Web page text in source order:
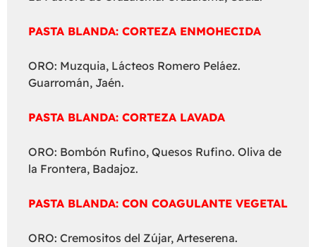
PASTA BLANDA: CORTEZA ENMOHECIDA
ORO: Muzquia, Lácteos Romero Peláez.
Guarromán, Jaén.
PASTA BLANDA: CORTEZA LAVADA
ORO: Bombón Rufino, Quesos Rufino. Oliva de
la Frontera, Badajoz.
PASTA BLANDA: CON COAGULANTE VEGETAL
ORO: Cremositos del Zújar, Arteserena.